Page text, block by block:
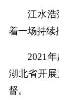
江水浩
着一场持续
2021
湖北省开
督。